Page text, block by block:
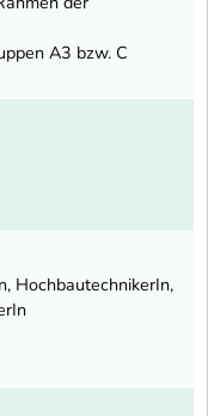
A3 bzw. C
HochbautechnikerIn,